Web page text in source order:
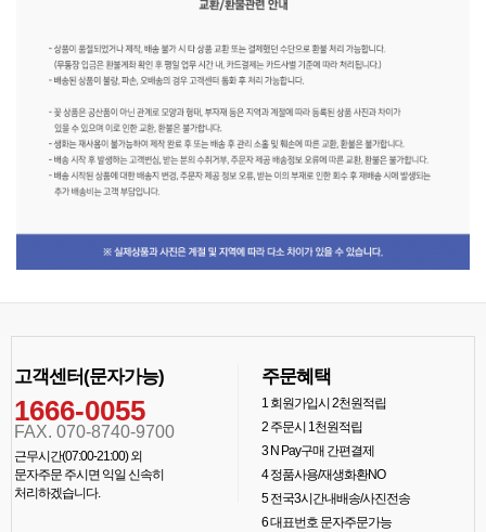
고객센터(문자가능)
1666-0055
FAX. 070-8740-9700
근무시간(07:00-21:00) 외
문자주문 주시면 익일 신속히
처리하겠습니다.
주문혜택
1회원가입시 2천원적립
2주문시 1천원적립
3N Pay구매 간편결제
4정품사용/재생화환NO
5전국3시간내배송/사진전송
6대표번호 문자주문가능